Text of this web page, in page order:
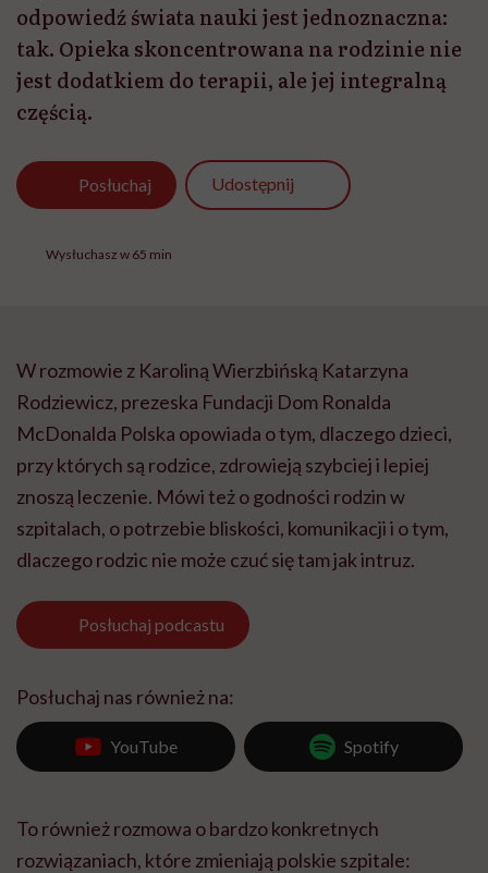
odpowiedź świata nauki jest jednoznaczna:
tak. Opieka skoncentrowana na rodzinie nie
jest dodatkiem do terapii, ale jej integralną
częścią.
Posłuchaj Udostępnij
Wysłuchasz w 65 min
W rozmowie z Karoliną Wierzbińską Katarzyna
Rodziewicz, prezeska Fundacji Dom Ronalda
McDonalda Polska opowiada o tym, dlaczego dzieci,
przy których są rodzice, zdrowieją szybciej i lepiej
znoszą leczenie. Mówi też o godności rodzin w
szpitalach, o potrzebie bliskości, komunikacji i o tym,
dlaczego rodzic nie może czuć się tam jak intruz.
Posłuchaj podcastu
Posłuchaj nas również na:
YouTube Spotify
To również rozmowa o bardzo konkretnych
rozwiązaniach, które zmieniają polskie szpitale: